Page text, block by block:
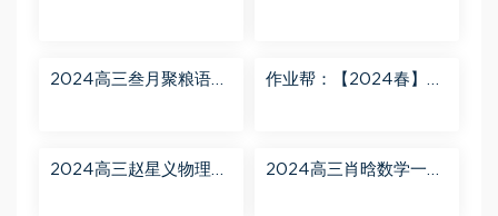
2024高三叁月聚粮语文
作业帮：【2024春】高
2024高三赵星义物理二
2024高三肖晗数学一轮